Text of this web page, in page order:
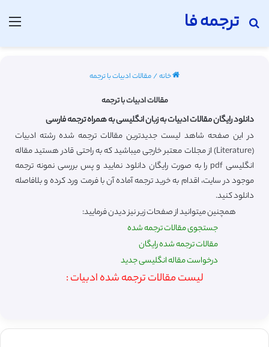
ترجمه فا
جستجو برای
خانه/مقالات ادبیات با ترجمه
مقالات ادبیات با ترجمه
دانلود رایگان مقالات ادبیات به زبان انگلیسی به همراه ترجمه فارسی
در این صفحه شاهد لیست جدیدترین مقالات ترجمه شده رشته ادبیات
(Literature) از مجلات معتبر خارجی میباشید که به راحتی قادر هستید مقاله
انگلیسی pdf را به صورت رایگان دانلود نمایید و پس بررسی نمونه ترجمه
موجود در سایت، اقدام به خرید ترجمه آماده آن با فرمت ورد کرده و بلافاصله
دانلود کنید.
همچنین میتوانید از صفحات زیر نیز دیدن فرمایید:
جستجوی مقالات ترجمه شده
مقالات ترجمه شده رایگان
درخواست مقاله انگلیسی جدید
لیست مقالات ترجمه شده ادبیات :